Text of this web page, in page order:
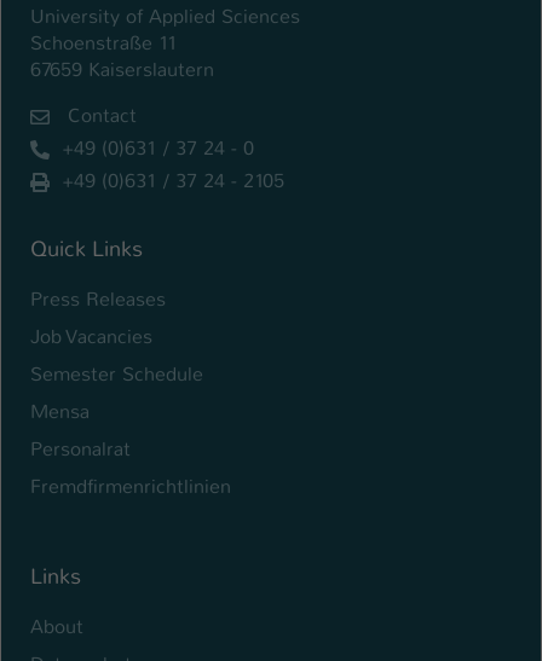
University of Applied Sciences
Schoenstraße 11
67659 Kaiserslautern
Contact
+49 (0)631 / 37 24 - 0
+49 (0)631 / 37 24 - 2105
Quick Links
Press Releases
Job Vacancies
Semester Schedule
Mensa
Personalrat
Fremdfirmenrichtlinien
Links
About